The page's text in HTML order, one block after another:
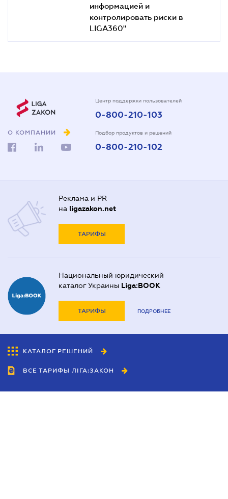
информацией и
контролировать риски в
LIGA360"
О КОМПАНИИ
Центр поддержки пользователей
0-800-210-103
Подбор продуктов и решений
0-800-210-102
Реклама и PR
на ligazakon.net
ТАРИФЫ
Национальный юридический
каталог Украины Liga:BOOK
ТАРИФЫ ПОДРОБНЕЕ
КАТАЛОГ РЕШЕНИЙ
ВСЕ ТАРИФЫ ЛІГА:ЗАКОН